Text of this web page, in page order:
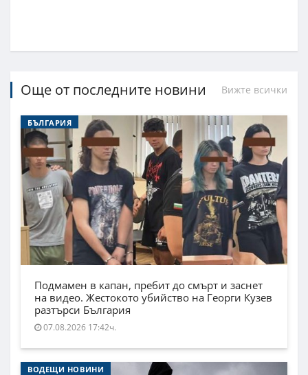
Още от последните новини Вижте всички
БЪЛГАРИЯ
Подмамен в капан, пребит до смърт и заснет
на видео. Жестокото убийство на Георги Кузев
разтърси България
07.08.2026 17:42ч.
ВОДЕЩИ НОВИНИ